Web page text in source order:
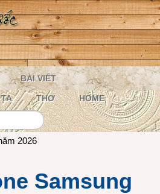
BÀI VIẾT
THƠ HOME
2026
Samsung